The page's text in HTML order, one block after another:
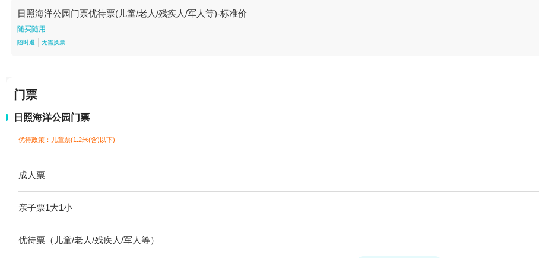
日照海洋公园门票优待票(儿童/老人/残疾人/军人等)-标准价
随买随用
随时退 无需换票
门票
日照海洋公园门票
优待政策：儿童票(1.2米(含)以下)
成人票
亲子票1大1小
优待票（儿童/老人/残疾人/军人等）